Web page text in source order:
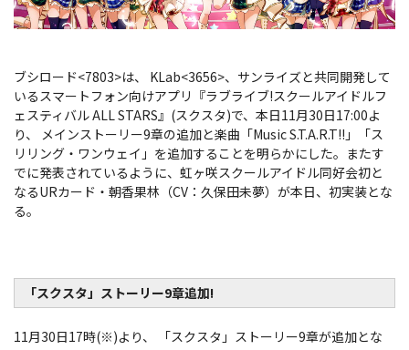
ブシロード<7803>は、 KLab<3656>、サンライズと共同開発して
いるスマートフォン向けアプリ『ラブライブ!スクールアイドルフ
ェスティバル ALL STARS』(スクスタ)で、本日11月30日17:00よ
り、 メインストーリー9章の追加と楽曲「Music S.T.A.R.T!!」「ス
リリング・ワンウェイ」を追加することを明らかにした。またす
でに発表されているように、虹ヶ咲スクールアイドル同好会初と
なるURカード・朝香果林（CV：久保田未夢）が本日、初実装とな
る。
「スクスタ」ストーリー9章追加!
11月30日17時(※)より、 「スクスタ」ストーリー9章が追加とな